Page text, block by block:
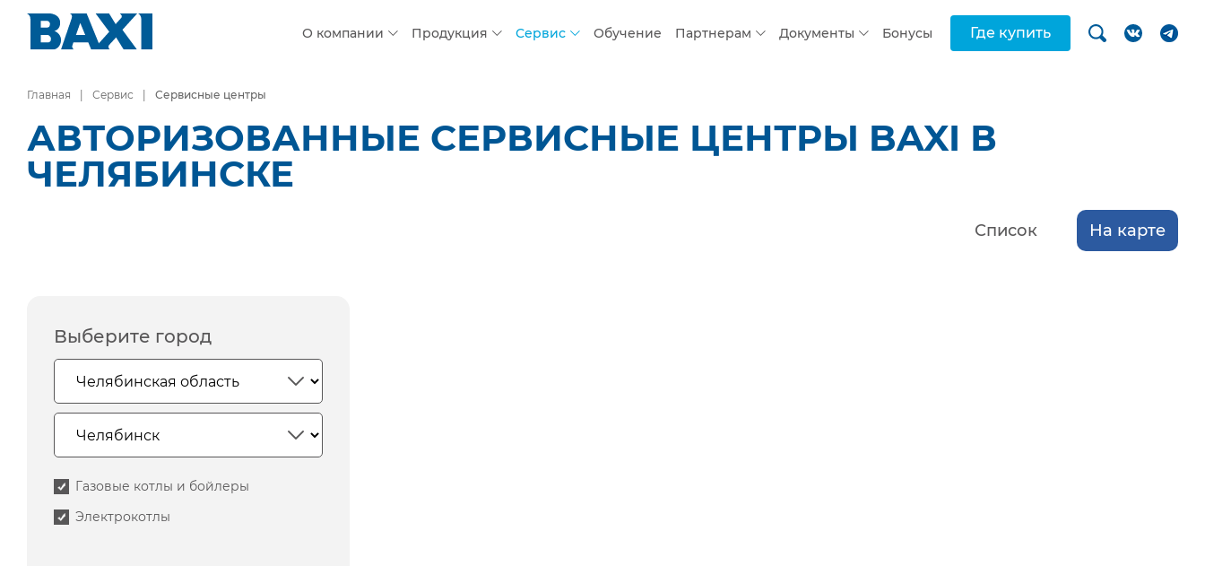
О компании Продукция Сервис Обучение Партнерам Документы Бонусы Где купить
Главная Сервис Сервисные центры
АВТОРИЗОВАННЫЕ СЕРВИСНЫЕ ЦЕНТРЫ BAXI В
ЧЕЛЯБИНСКЕ
Список На карте
Выберите город
Газовые котлы и бойлеры
Электрокотлы